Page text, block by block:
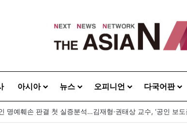
아시아 뉴스 오피니언 다국어판